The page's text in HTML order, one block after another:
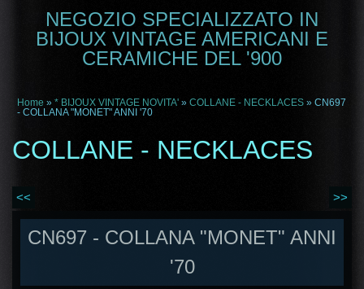
NEGOZIO SPECIALIZZATO IN
BIJOUX VINTAGE AMERICANI E
CERAMICHE DEL '900
Home » * BIJOUX VINTAGE NOVITA' » COLLANE - NECKLACES » CN697
- COLLANA "MONET" ANNI '70
COLLANE - NECKLACES
<< >>
CN697 - COLLANA "MONET" ANNI
'70